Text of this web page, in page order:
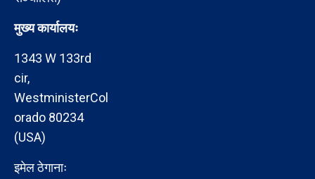
मुख्य कार्यालयः
1343 W 133rd
cir,
WestministerCol
orado 80234
(USA)
इमेल ठेगानाः